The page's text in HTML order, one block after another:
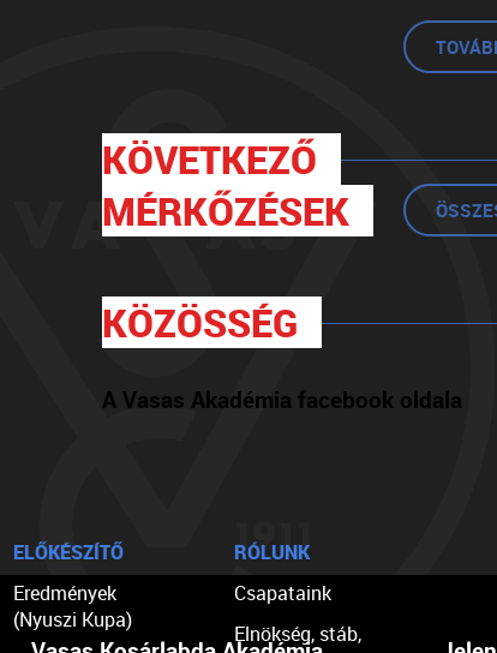
KÖVETKEZŐ
MÉRKŐZÉSEK
KÖZÖSSÉG
A Vasas Akadémia facebook oldala
ELŐKÉSZÍTŐ
Eredmények
(Nyuszi Kupa)
RÓLUNK
Csapataink
Elnökség, stáb,